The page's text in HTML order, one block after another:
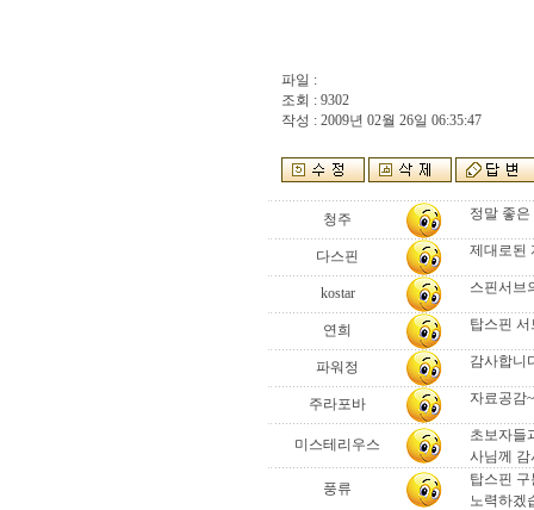
파일 :
조회 : 9302
작성 : 2009년 02월 26일 06:35:47
청주 정말 좋
다스핀 제대로된
kostar 스핀서브
연희 탑스핀
파워정 감사합니
주라포바 자료공감
미스테리우스
초보자들
사님께 감
풍류
탑스핀
노력하겠